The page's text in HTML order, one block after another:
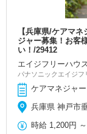
【兵庫県/ケアマ
ジャー募集！お客
い！/29412
エイジフリーハウ
パナソニックエイジフ
ケアマネジャ
兵庫県 神戸市
時給 1,200円 ～